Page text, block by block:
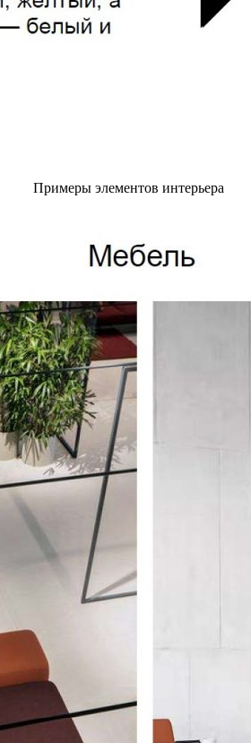
Примеры элементов интерьера